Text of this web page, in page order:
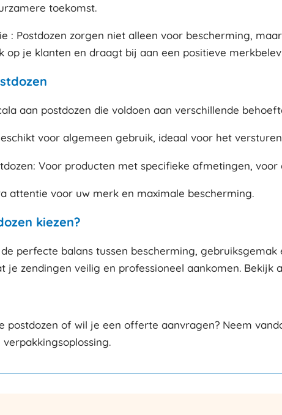
toekomst.
: Postdozen zorgen niet alleen voor bescherming,
op je klanten en draagt bij aan een positieve
aan postdozen die voldoen aan verschillende
voor algemeen gebruik, ideaal voor het
Voor producten met specifieke afmetingen, voor
attentie voor uw merk en maximale bescherming.
kiezen?
perfecte balans tussen bescherming,
je zendingen veilig en professioneel aankomen. Bekijk
postdozen of wil je een offerte aanvragen? Neem